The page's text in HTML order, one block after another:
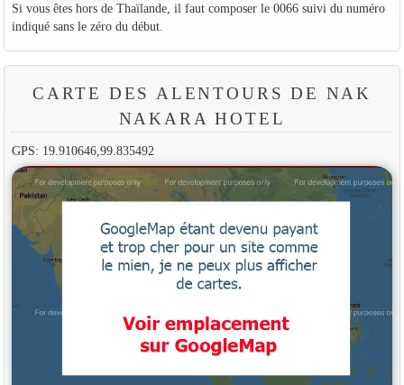
Si vous êtes hors de Thaïlande, il faut composer le 0066 suivi du numéro
indiqué sans le zéro du début.
CARTE DES ALENTOURS DE NAK
NAKARA HOTEL
GPS: 19.910646,99.835492